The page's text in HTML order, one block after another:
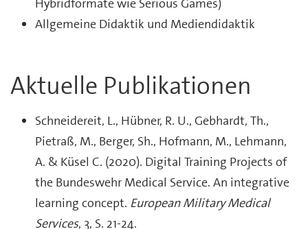
Hybridformate wie Serious Games)
Allgemeine Didaktik und Mediendidaktik
Aktuelle Publikationen
Schneidereit, L., Hübner, R. U., Gebhardt, Th.,
Pietraß, M., Berger, Sh., Hofmann, M., Lehmann,
A. & Küsel C. (2020). Digital Training Projects of
the Bundeswehr Medical Service. An integrative
learning concept. European Military Medical
Services, 3, S. 21-24.